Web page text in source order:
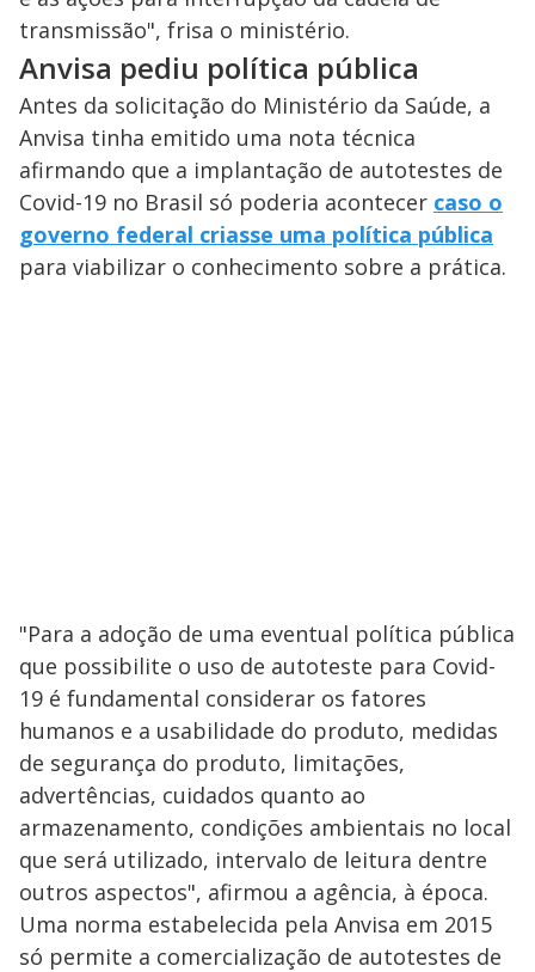
transmissão", frisa o ministério.
Anvisa pediu política pública
Antes da solicitação do Ministério da Saúde, a
Anvisa tinha emitido uma nota técnica
afirmando que a implantação de autotestes de
Covid-19 no Brasil só poderia acontecer caso o
governo federal criasse uma política pública
para viabilizar o conhecimento sobre a prática.
"Para a adoção de uma eventual política pública
que possibilite o uso de autoteste para Covid-
19 é fundamental considerar os fatores
humanos e a usabilidade do produto, medidas
de segurança do produto, limitações,
advertências, cuidados quanto ao
armazenamento, condições ambientais no local
que será utilizado, intervalo de leitura dentre
outros aspectos", afirmou a agência, à época.
Uma norma estabelecida pela Anvisa em 2015
só permite a comercialização de autotestes de